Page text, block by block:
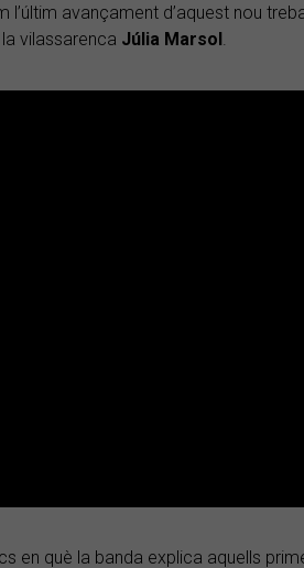
avançament d’aquest nou
vilassarenca Júlia Marsol
en què la banda explica aquells